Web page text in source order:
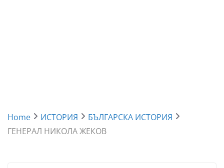
Home ИСТОРИЯ
БЪЛГАРСКА ИСТОРИЯ
ГЕНЕРАЛ НИКОЛА ЖЕКОВ